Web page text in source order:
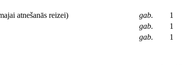
atnešanās reizei) gab. 1
gab. 1
gab. 1